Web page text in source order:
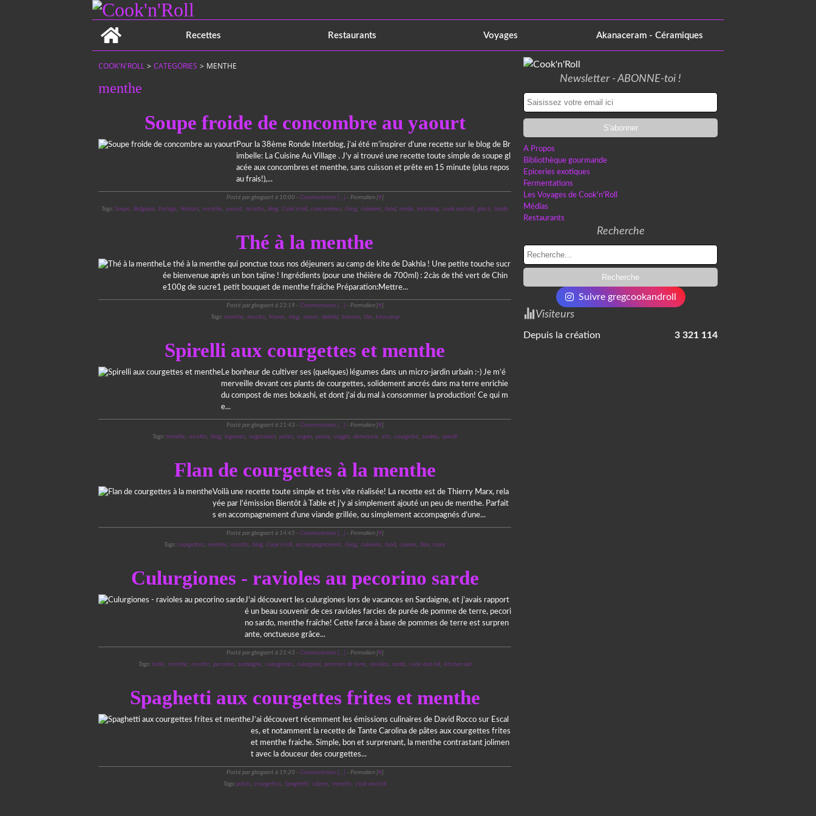
Recettes
Restaurants Voyages Akanaceram - Céramiques
COOK'N'ROLL > CATEGORIES > MENTHE
menthe
Soupe froide de concombre au yaourt
Pour la 38ème Ronde Interblog, j’ai été m’inspirer d’une recette sur le blog de Br
imbelle: La Cuisine Au Village . J’y ai trouvé une recette toute simple de soupe gl
acée aux concombres et menthe, sans cuisson et prête en 15 minute (plus repos
au frais!),...
Posté par gbogaert à 10:00 - Commentaires […]- Permalien [#]
Tags: Soupe, Belgique, Potage, Velouté, menthe, yaourt, recette, blog, Cook'n'roll, concombres, Greg, culinaire, food, ronde, interblog, cook and roll, glacé, froide
Thé à la menthe
Le thé à la menthe qui ponctue tous nos déjeuners au camp de kite de Dakhla ! Une petite touche sucr
ée bienvenue après un bon tajine ! Ingrédients (pour une théière de 700ml) : 2càs de thé vert de Chin
e100g de sucre1 petit bouquet de menthe fraîche Préparation:Mettre...
Posté par gbogaert à 23:19 - Commentaires […]- Permalien [#]
Tags: menthe, recette, Maroc, blog, sweet, dakhla, boisson, the, kitecamp
Spirelli aux courgettes et menthe
Le bonheur de cultiver ses (quelques) légumes dans un micro-jardin urbain :-) Je m’é
merveille devant ces plants de courgettes, solidement ancrés dans ma terre enrichie
du compost de mes bokashi, et dont j’ai du mal à consommer la production! Ce qui m
e...
Posté par gbogaert à 21:43 - Commentaires […]- Permalien [#]
Tags: menthe, recette, blog, legumes, vegetarien, pates, vegan, pasta, veggie, demeyere, ete, courgette, soubry, spirelli
Flan de courgettes à la menthe
Voilà une recette toute simple et très vite réalisée! La recette est de Thierry Marx, rela
yée par l’émission Bientôt à Table et j’y ai simplement ajouté un peu de menthe. Parfait
s en accompagnement d’une viande grillée, ou simplement accompagnés d’une...
Posté par gbogaert à 14:45 - Commentaires […]- Permalien [#]
Tags: courgettes, menthe, recette, blog, Cook'n'roll, accompagnement, Greg, culinaire, food, cuisine, flan, marx
Culurgiones - ravioles au pecorino sarde
J’ai découvert les culurgiones lors de vacances en Sardaigne, et j’avais rapport
é un beau souvenir de ces ravioles farcies de purée de pomme de terre, pecori
no sardo, menthe fraîche! Cette farce à base de pommes de terre est surpren
ante, onctueuse grâce...
Posté par gbogaert à 21:43 - Commentaires […]- Permalien [#]
Tags: Italie, menthe, recette, pecorino, sardaigne, culurgiones, culurgioni, pommes de terre, ravioles, sardo, cook and roll, kitchen aid
Spaghetti aux courgettes frites et menthe
J’ai découvert récemment les émissions culinaires de David Rocco sur Escal
es, et notamment la recette de Tante Carolina de pâtes aux courgettes frites
et menthe fraiche. Simple, bon et surprenant, la menthe contrastant jolimen
t avec la douceur des courgettes...
Posté par gbogaert à 19:20 - Commentaires […]- Permalien [#]
Tags: pâtes, courgettes, Spaghetti, câpres, menthe, cook and roll
Newsletter - ABONNE-toi !
A Propos
Bibliothèque gourmande
Epiceries exotiques
Fermentations
Les Voyages de Cook'n'Roll
Médias
Restaurants
Recherche
Suivre gregcookandroll
Visiteurs
Depuis la création 3 321 114